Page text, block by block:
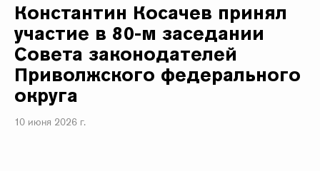
Константин Косачев принял
участие в 80-м заседании
Совета законодателей
Приволжского федерального
округа
10 июня 2026 г.